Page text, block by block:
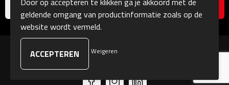
Rekenmachines
Document- & Schrijfmappen
Documentmappen
© Copyright Kranengeschenken 2026
geldende omgang van productinformatie zoals op de
website wordt vermeld.
Weigeren